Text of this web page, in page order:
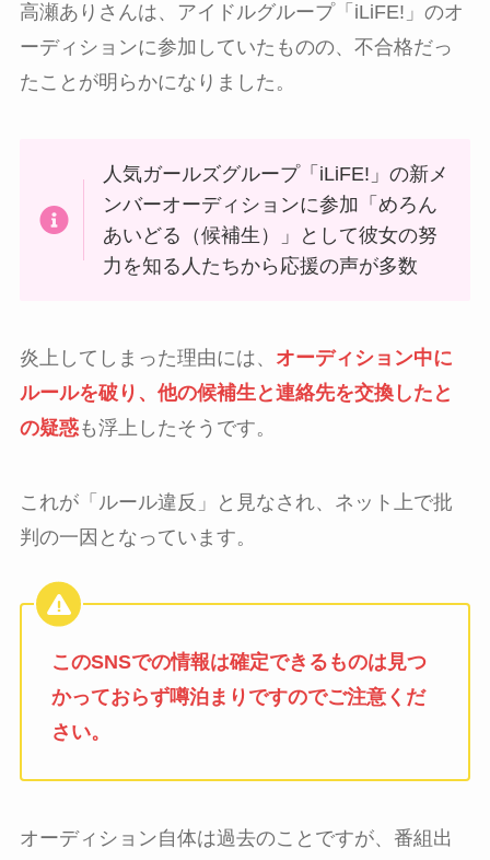
高瀬ありさんは、アイドルグループ「iLiFE!」のオ
ーディションに参加していたものの、不合格だっ
たことが明らかになりました。
人気ガールズグループ「iLiFE!」の新メ
ンバーオーディションに参加「めろん
あいどる（候補生）」として彼女の努
力を知る人たちから応援の声が多数
炎上してしまった理由には、 オーディション中に
ルールを破り、他の候補生と連絡先を交換したと
の疑惑も浮上したそうです。
これが「ルール違反」と見なされ、ネット上で批
判の一因となっています。
このSNSでの情報は確定できるものは見つ
かっておらず噂泊まりですのでご注意くだ
さい。
オーディション自体は過去のことですが、番組出